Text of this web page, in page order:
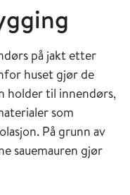
på jakt etter
huset gjør de
holder til innendørs,
som
På grunn av
sauemauren gjør